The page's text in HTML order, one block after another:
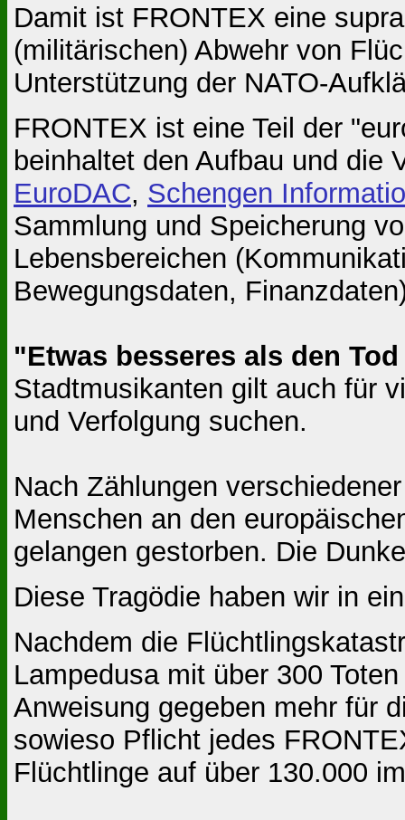
Damit ist FRONTEX eine
(militäri­schen) Ab­wehr von
Unterstützung der NATO-
FRONTEX ist eine Teil der
beinhaltet den Aufbau und die
EuroDAC, Schengen
Sammlung und Speicherung
Lebensbereichen
Bewegungsdaten,
"Etwas besseres als den
Stadtmusikanten gilt auch für
und Verfolgung suchen.
Nach Zählun­gen
Menschen an den
gelangen gestorben. Die
Diese Tragödie haben wir in
Nachdem die
Lampedusa mit über 300
Anweisung gegeben mehr für
sowieso Pflicht jedes
Flüchtlinge auf über 130.000